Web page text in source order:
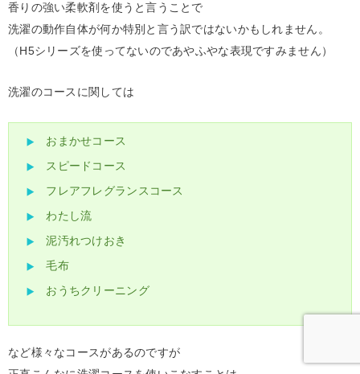
香りの強い柔軟剤を使うと言うことで
洗濯の動作自体が何か特別と言う訳ではないかもしれません。
（H5シリーズを使ってないのであやふやな表現ですみません）
洗濯のコースに関しては
おまかせコース
スピードコース
フレアフレグランスコース
わたし流
泥汚れつけおき
毛布
おうちクリーニング
など様々なコースがあるのですが